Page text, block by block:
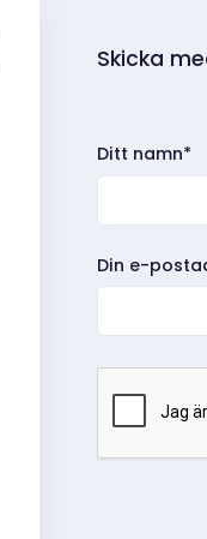
Skicka
Ditt namn*
Din e-